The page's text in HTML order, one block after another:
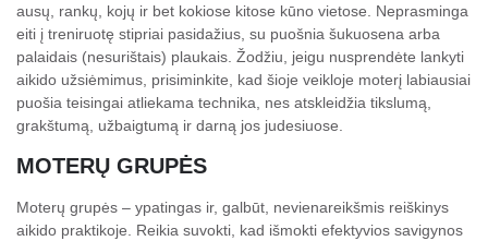
ausų, rankų, kojų ir bet kokiose kitose kūno vietose. Neprasminga
eiti į treniruotę stipriai pasidažius, su puošnia šukuosena arba
palaidais (nesurištais) plaukais. Žodžiu, jeigu nusprendėte lankyti
aikido užsiėmimus, prisiminkite, kad šioje veikloje moterį labiausiai
puošia teisingai atliekama technika, nes atskleidžia tikslumą,
grakštumą, užbaigtumą ir darną jos judesiuose.
MOTERŲ GRUPĖS
Moterų grupės – ypatingas ir, galbūt, nevienareikšmis reiškinys
aikido praktikoje. Reikia suvokti, kad išmokti efektyvios savigynos